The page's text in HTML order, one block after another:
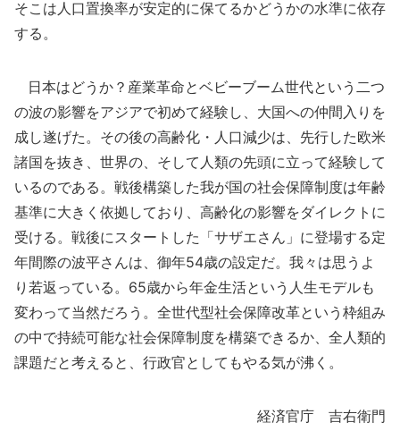
そこは人口置換率が安定的に保てるかどうかの水準に依存
する。
日本はどうか？産業革命とベビーブーム世代という二つ
の波の影響をアジアで初めて経験し、大国への仲間入りを
成し遂げた。その後の高齢化・人口減少は、先行した欧米
諸国を抜き、世界の、そして人類の先頭に立って経験して
いるのである。戦後構築した我が国の社会保障制度は年齢
基準に大きく依拠しており、高齢化の影響をダイレクトに
受ける。戦後にスタートした「サザエさん」に登場する定
年間際の波平さんは、御年54歳の設定だ。我々は思うよ
り若返っている。65歳から年金生活という人生モデルも
変わって当然だろう。全世代型社会保障改革という枠組み
の中で持続可能な社会保障制度を構築できるか、全人類的
課題だと考えると、行政官としてもやる気が沸く。
経済官庁 吉右衛門